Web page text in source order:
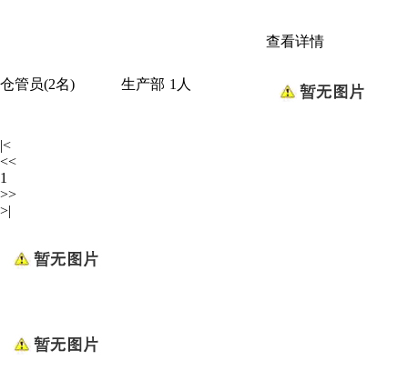
仓管员(2名) 生产部 1人
查看详情
|<
<<
1
>>
>|